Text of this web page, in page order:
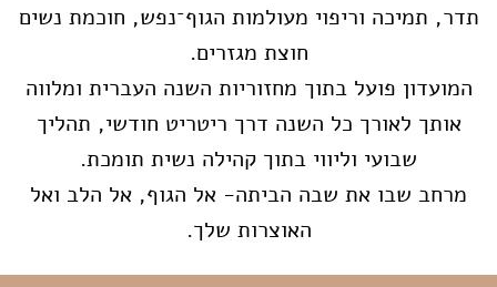
תדר, תמיכה וריפוי מעולמות הגוף־נפש, חוכמת נשים
חוצת מגזרים.
המועדון פועל בתוך מחזוריות השנה העברית ומלווה
אותך לאורך כל השנה דרך ריטריט חודשי, תהליך
שבועי וליווי בתוך קהילה נשית תומכת.
מרחב שבו את שבה הביתה- אל הגוף, אל הלב ואל
האוצרות שלך.